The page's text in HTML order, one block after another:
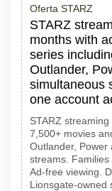
Oferta STARZ
STARZ
months with
series
Outlander,
simultaneous
one account
STARZ
7,500+ movies
Outlander, Power
streams. Families
Ad-free viewing.
Lionsgate-owned